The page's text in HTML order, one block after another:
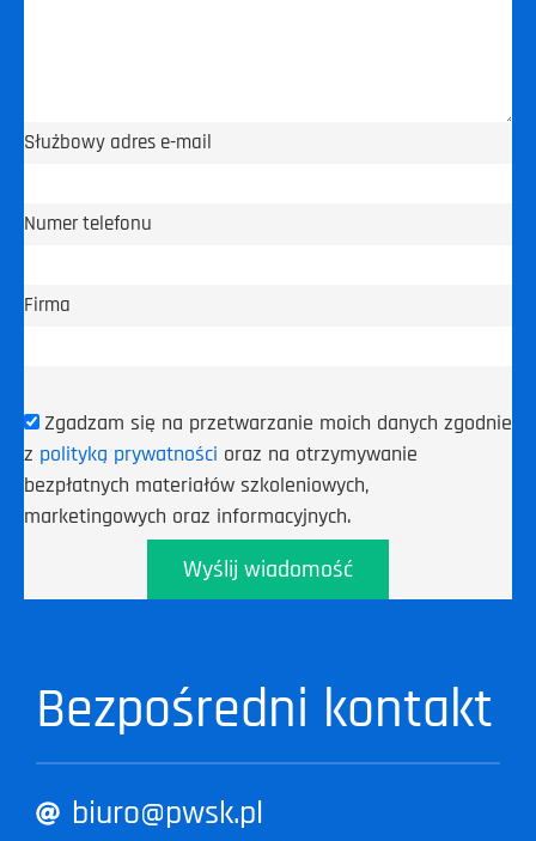
Służbowy adres e-mail
Numer telefonu
Firma
Zgadzam się na przetwarzanie moich danych zgodnie
z polityką prywatności oraz na otrzymywanie
bezpłatnych materiałów szkoleniowych,
marketingowych oraz informacyjnych.
Wyślij wiadomość
Bezpośredni kontakt
biuro@pwsk.pl